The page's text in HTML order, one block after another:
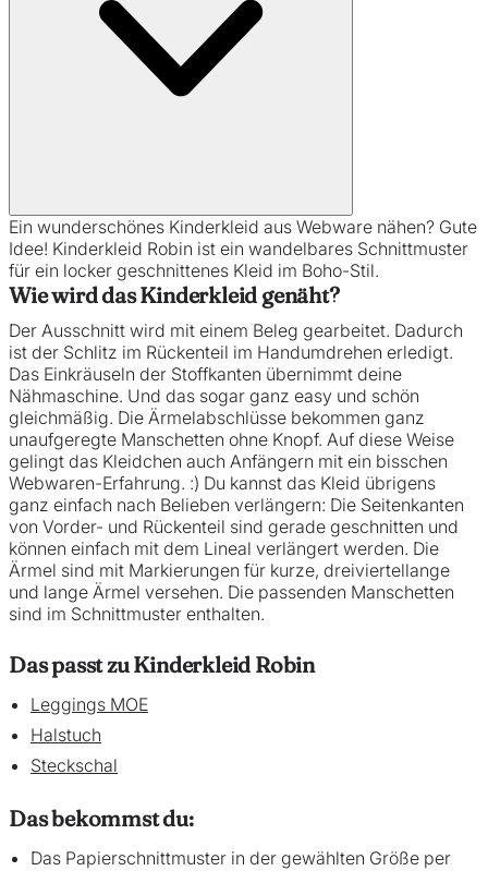
Ein wunderschönes Kinderkleid aus Webware nähen? Gute
Idee! Kinderkleid Robin ist ein wandelbares Schnittmuster
für ein locker geschnittenes Kleid im Boho-Stil.
Wie wird das Kinderkleid genäht?
Der Ausschnitt wird mit einem Beleg gearbeitet. Dadurch
ist der Schlitz im Rückenteil im Handumdrehen erledigt.
Das Einkräuseln der Stoffkanten übernimmt deine
Nähmaschine. Und das sogar ganz easy und schön
gleichmäßig. Die Ärmelabschlüsse bekommen ganz
unaufgeregte Manschetten ohne Knopf. Auf diese Weise
gelingt das Kleidchen auch Anfängern mit ein bisschen
Webwaren-Erfahrung. :) Du kannst das Kleid übrigens
ganz einfach nach Belieben verlängern: Die Seitenkanten
von Vorder- und Rückenteil sind gerade geschnitten und
können einfach mit dem Lineal verlängert werden. Die
Ärmel sind mit Markierungen für kurze, dreiviertellange
und lange Ärmel versehen. Die passenden Manschetten
sind im Schnittmuster enthalten.
Das passt zu Kinderkleid Robin
Leggings MOE
Halstuch
Steckschal
Das bekommst du:
Das Papierschnittmuster in der gewählten Größe per